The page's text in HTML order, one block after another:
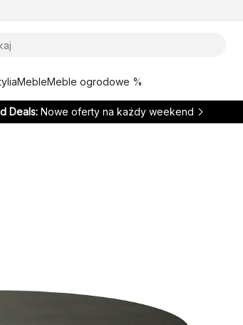
MebleMeble ogrodowe %
Deals: Nowe oferty na każdy weekend